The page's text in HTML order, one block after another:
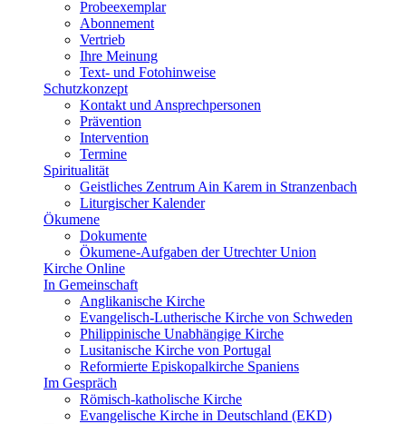
Probeexemplar
Abonnement
Vertrieb
Ihre Meinung
Text- und Fotohinweise
Schutzkonzept
Kontakt und Ansprechpersonen
Prävention
Intervention
Termine
Spiritualität
Geistliches Zentrum Ain Karem in Stranzenbach
Liturgischer Kalender
Ökumene
Dokumente
Ökumene-Aufgaben der Utrechter Union
Kirche Online
In Gemeinschaft
Anglikanische Kirche
Evangelisch-Lutherische Kirche von Schweden
Philippinische Unabhängige Kirche
Lusitanische Kirche von Portugal
Reformierte Episkopalkirche Spaniens
Im Gespräch
Römisch-katholische Kirche
Evangelische Kirche in Deutschland (EKD)